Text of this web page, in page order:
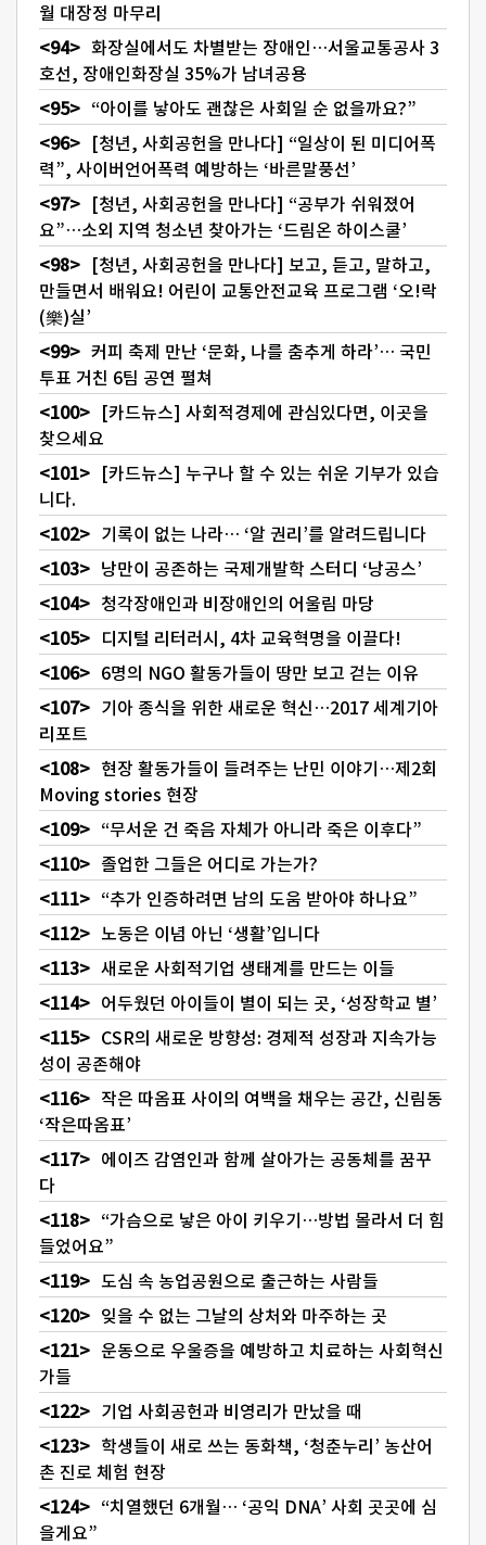
월 대장정 마무리
화장실에서도 차별받는 장애인…서울교통공사 3
호선, 장애인화장실 35%가 남녀공용
“아이를 낳아도 괜찮은 사회일 순 없을까요?”
[청년, 사회공헌을 만나다] “일상이 된 미디어폭
력”, 사이버언어폭력 예방하는 ‘바른말풍선’
[청년, 사회공헌을 만나다] “공부가 쉬워졌어
요”…소외 지역 청소년 찾아가는 ‘드림온 하이스쿨’
[청년, 사회공헌을 만나다] 보고, 듣고, 말하고,
만들면서 배워요! 어린이 교통안전교육 프로그램 ‘오!락
(樂)실’
커피 축제 만난 ‘문화, 나를 춤추게 하라’… 국민
투표 거친 6팀 공연 펼쳐
[카드뉴스] 사회적경제에 관심있다면, 이곳을
찾으세요
[카드뉴스] 누구나 할 수 있는 쉬운 기부가 있습
니다.
기록이 없는 나라… ‘알 권리’를 알려드립니다
낭만이 공존하는 국제개발학 스터디 ‘낭공스’
청각장애인과 비장애인의 어울림 마당
디지털 리터러시, 4차 교육혁명을 이끌다!
6명의 NGO 활동가들이 땅만 보고 걷는 이유
기아 종식을 위한 새로운 혁신…2017 세계기아
리포트
현장 활동가들이 들려주는 난민 이야기…제2회
Moving stories 현장
“무서운 건 죽음 자체가 아니라 죽은 이후다”
졸업한 그들은 어디로 가는가?
“추가 인증하려면 남의 도움 받아야 하나요”
노동은 이념 아닌 ‘생활’입니다
새로운 사회적기업 생태계를 만드는 이들
어두웠던 아이들이 별이 되는 곳, ‘성장학교 별’
CSR의 새로운 방향성: 경제적 성장과 지속가능
성이 공존해야
작은 따옴표 사이의 여백을 채우는 공간, 신림동
‘작은따옴표’
에이즈 감염인과 함께 살아가는 공동체를 꿈꾸
다
“가슴으로 낳은 아이 키우기…방법 몰라서 더 힘
들었어요”
도심 속 농업공원으로 출근하는 사람들
잊을 수 없는 그날의 상처와 마주하는 곳
운동으로 우울증을 예방하고 치료하는 사회혁신
가들
기업 사회공헌과 비영리가 만났을 때
학생들이 새로 쓰는 동화책, ‘청춘누리’ 농산어
촌 진로 체험 현장
“치열했던 6개월… ‘공익 DNA’ 사회 곳곳에 심
을게요”